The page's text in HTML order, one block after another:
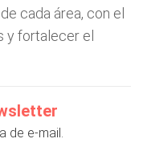
cada área, con el
y fortalecer el
de e-mail.